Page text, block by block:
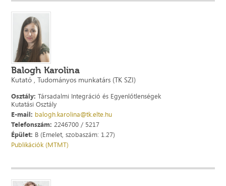
Balogh Karolina
Kutató , Tudományos munkatárs (TK SZI)
Osztály: Társadalmi Integráció és Egyenlőtlenségek
Kutatási Osztály
E-mail: balogh.karolina@tk.elte.hu
Telefonszám: 2246700 / 5217
Épület: B (Emelet, szobaszám: 1.27)
Publikációk (MTMT)